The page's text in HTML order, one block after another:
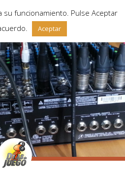
su funcionamiento. Pulse Aceptar
Aceptar